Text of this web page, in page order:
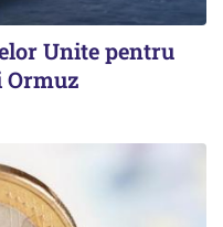
Unite pentru
Ormuz